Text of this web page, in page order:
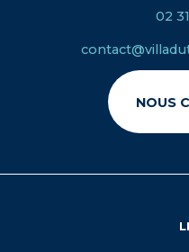
02
NOUS